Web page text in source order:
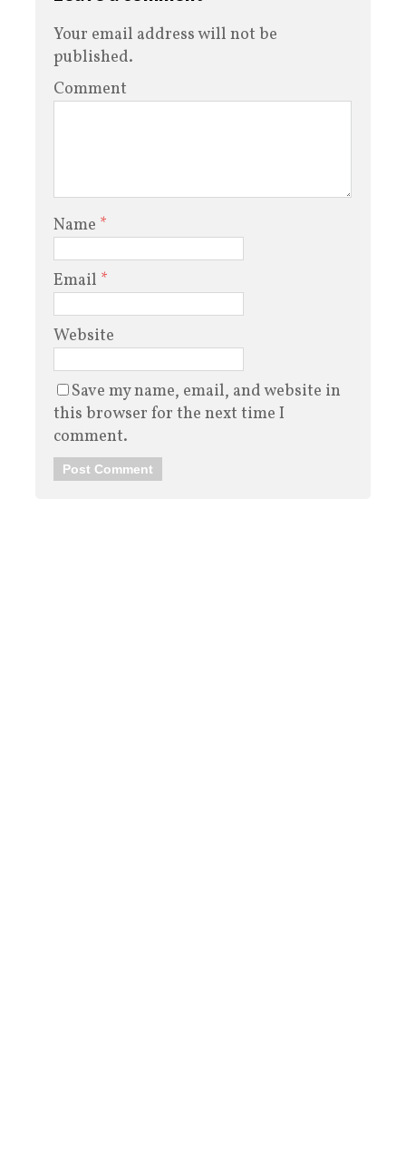
Your email address will not be
published.
Comment
Name *
Email *
Website
Save my name, email, and website in
this browser for the next time I
comment.